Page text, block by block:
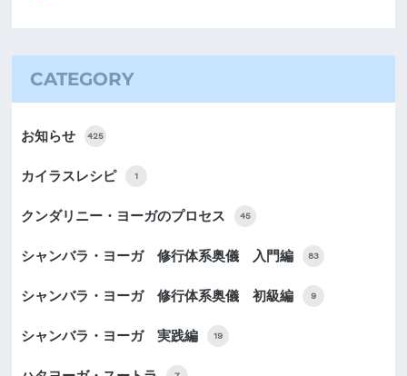
CATEGORY
お知らせ 425
カイラスレシピ 1
クンダリニー・ヨーガのプロセス 45
シャンバラ・ヨーガ 修行体系奥儀 入門編 83
シャンバラ・ヨーガ 修行体系奥儀 初級編 9
シャンバラ・ヨーガ 実践編 19